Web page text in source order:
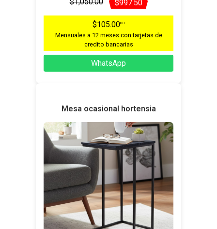
$997.50
$105.0000
Mensuales a 12 meses con tarjetas de
credito bancarias
WhatsApp
Mesa ocasional hortensia